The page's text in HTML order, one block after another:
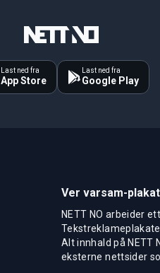
Last ned fra
App Store
Last ned fra
Google Play
Ver varsam-
NETT NO arbeider
Alt innhald på NETT
eksterne nettsider